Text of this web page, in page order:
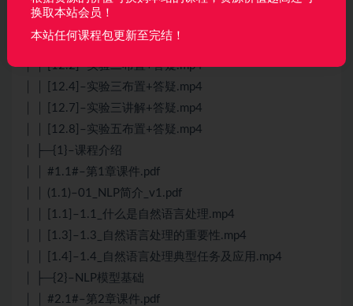
│ │ [12.11]–实验五汇报、讲解+答疑.mp4
│ │ [12.2]–实验二布置+答疑.mp4
│ │ [12.4]–实验三布置+答疑.mp4
│ │ [12.7]–实验三讲解+答疑.mp4
│ │ [12.8]–实验五布置+答疑.mp4
│ ├─{1}–课程介绍
│ │ #1.1#–第1章课件.pdf
│ │ (1.1)–01_NLP简介_v1.pdf
│ │ [1.1]–1.1_什么是自然语言处理.mp4
│ │ [1.3]–1.3_自然语言处理的重要性.mp4
│ │ [1.4]–1.4_自然语言处理典型任务及应用.mp4
│ ├─{2}–NLP模型基础
│ │ #2.1#–第2章课件.pdf
换取本站会员！
本站任何课程包更新至完结！